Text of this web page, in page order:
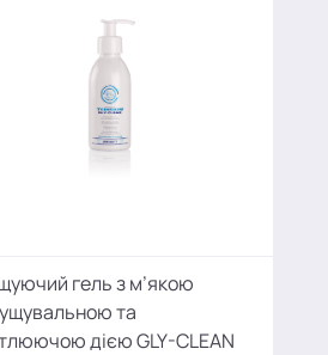
гель з м’якою
та
дією GLY-CLEAN